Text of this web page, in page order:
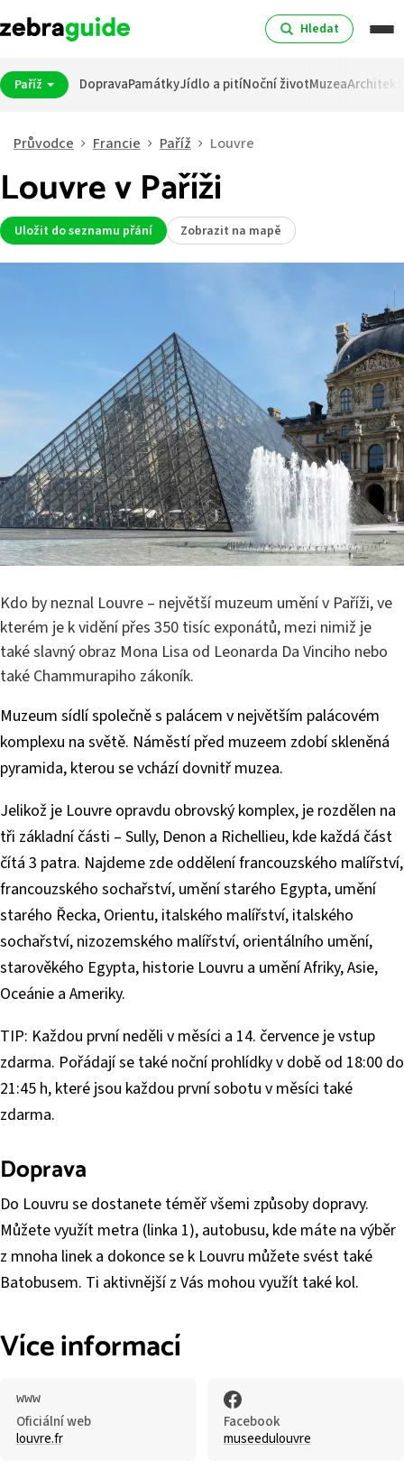
Hledat
Paříž DopravaPamátkyJídlo a pitíNoční životMuzea
Průvodce Francie Paříž Louvre
Louvre v Paříži
Uložit do seznamu přání Zobrazit na mapě
Kdo by neznal Louvre – největší muzeum umění v Paříži, ve
kterém je k vidění přes 350 tisíc exponátů, mezi nimiž je
také slavný obraz Mona Lisa od Leonarda Da Vinciho nebo
také Chammurapiho zákoník.
Muzeum sídlí společně s palácem v největším palácovém
komplexu na světě. Náměstí před muzeem zdobí skleněná
pyramida, kterou se vchází dovnitř muzea.
Jelikož je Louvre opravdu obrovský komplex, je rozdělen na
tři základní části – Sully, Denon a Richellieu, kde každá část
čítá 3 patra. Najdeme zde oddělení francouzského malířství,
francouzského sochařství, umění starého Egypta, umění
starého Řecka, Orientu, italského malířství, italského
sochařství, nizozemského malířství, orientálního umění,
starověkého Egypta, historie Louvru a umění Afriky, Asie,
Oceánie a Ameriky.
TIP: Každou první neděli v měsíci a 14. července je vstup
zdarma. Pořádají se také noční prohlídky v době od 18:00 do
21:45 h, které jsou každou první sobotu v měsíci také
zdarma.
Doprava
Do Louvru se dostanete téměř všemi způsoby dopravy.
Můžete využít metra (linka 1), autobusu, kde máte na výběr
z mnoha linek a dokonce se k Louvru můžete svést také
Batobusem. Ti aktivnější z Vás mohou využít také kol.
Více informací
Oficiální web
louvre.fr
Facebook
museedulouvre